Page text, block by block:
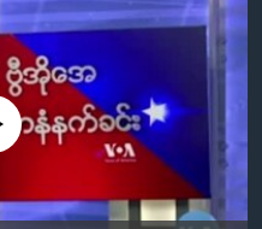
း
available